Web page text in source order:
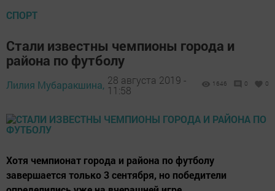
СПОРТ
Стали известны чемпионы города и
района по футболу
Лилия Мубаракшина, 28 августа 2019 -
11:58
1646 0 0
Хотя чемпионат города и района по футболу
завершается только 3 сентября, но победители